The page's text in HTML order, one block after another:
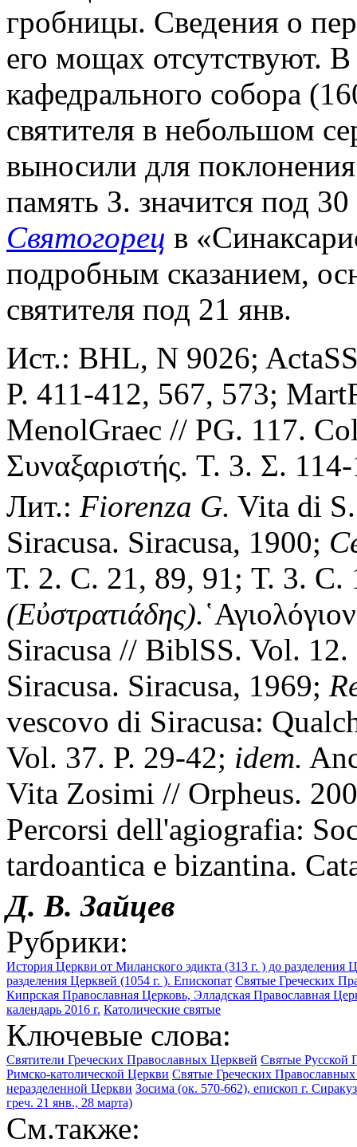
гробницы. Сведения о
его мощах отсутствуют.
кафедрального собора
святителя в небольшом
выносили для
память З. значится под
Святогорец в
подробным сказанием,
святителя под 21 янв.
Ист.: BHL, N 9026;
P. 411-412, 567, 573;
MenolGraec // PG. 117.
Συναξαριστής. Τ. 3. Σ.
Лит.: Fiorenza G. Vita di
Siracusa. Siracusa, 1900;
Т. 2. С. 21, 89, 91; Т. 3. С.
(Εὐστρατιάδης).
Siracusa // BiblSS. Vol.
Siracusa. Siracusa, 1969;
vescovo di Siracusa:
Vol. 37. P. 29-42; idem.
Vita Zosimi // Orpheus.
Percorsi dell'agiografia:
tardoantica e bizantina.
Д. В. Зайцев
Рубрики:
История Церкви от Миланского эдикта (313 г. ) до разделения
разделения Церквей (1054 г. ). Епископат Святые Греческих
Кипрская Православная Церковь, Элладская Православная
календарь 2016 г. Католические святые
Ключевые слова:
Святители Греческих Православных Церквей Святые Русской
Римско-католической Церкви Святые Греческих
неразделенной Церкви Зосима (ок. 570-662), епископ г.
греч. 21 янв., 28 марта)
См.также: